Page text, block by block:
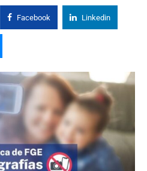
Facebook Linkedin